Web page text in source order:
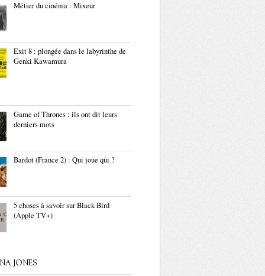
Métier du cinéma : Mixeur
Exit 8 : plongée dans le labyrinthe de
Genki Kawamura
Game of Thrones : ils ont dit leurs
derniers mots
Bardot (France 2) : Qui joue qui ?
5 choses à savoir sur Black Bird
(Apple TV+)
JONES